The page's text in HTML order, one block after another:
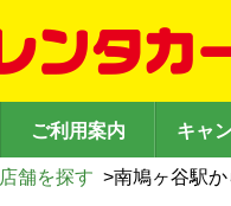
ご利用案内 キャ
店舗を探す >南鳩ヶ谷駅か